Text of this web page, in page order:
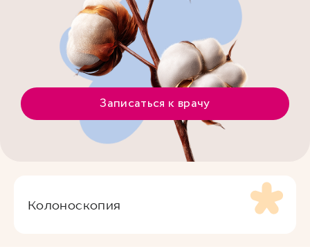
Записаться к врачу
Колоноскопия